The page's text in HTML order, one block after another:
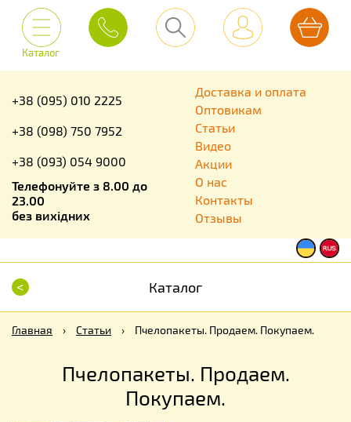
Каталог
+38 (095) 010 2225
+38 (098) 750 7952
+38 (093) 054 9000
Телефонуйте з 8.00 до
23.00
без вихідних
Доставка и оплата
Оптовикам
Статьи
Видео
Акции
О нас
Контакты
Отзывы
< Каталог
Главная › Статьи › Пчелопакеты. Продаем. Покупаем.
Пчелопакеты. Продаем.
Покупаем.